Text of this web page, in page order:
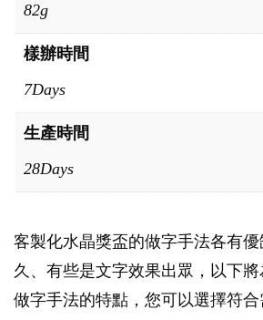
82g
樣辦時間
7Days
生產時間
28Days
客製化水晶獎盃的做字手法各有
久、有些是文字效果出眾，以下
做字手法的特點，您可以選擇符